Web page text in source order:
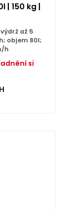
| 150 kg |
až 5
objem 80l;
h
si